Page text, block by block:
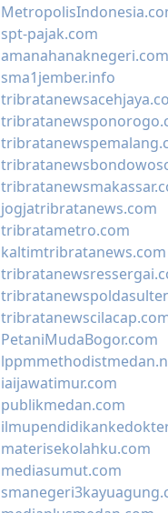
spt-pajak.com
amanahanaknegeri.com
sma1jember.info
jogjatribratanews.com
tribratametro.com
kaltimtribratanews.com
PetaniMudaBogor.com
iaijawatimur.com
publikmedan.com
materisekolahku.com
mediasumut.com